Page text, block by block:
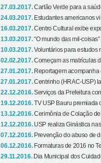
27.03.2017.Cartão Verde para a
24.03.2017. Estudantes americanos
16.03.2017.Centro Cultural exibe
13.03.2017.“O mundo das mil-
10.03.2017.Voluntários para estudos
02.02.2017.Começam as matrículas
27.01.2017. Reportagem
27.01.2017.Centrinho (HRAC-USP)
22.12.2016.Serviços da Prefeitura
19.12.2016.TV USP Bauru premiada
13.12.2016.Cerimônia de Colação
12.12.2016. USP realiza Ginástica
07.12.2016. Prevenção do abuso de
06.12.2016. Formaturas de 2016 no
29.11.2016. Dia Municipal dos